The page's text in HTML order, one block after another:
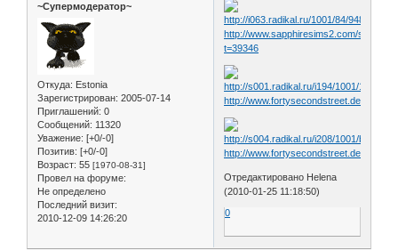
~Супермодератор~
Откуда: Estonia
Зарегистрирован: 2005-07-14
Приглашений: 0
Сообщений: 11320
Уважение: [+0/-0]
Позитив: [+0/-0]
Возраст: 55 [1970-08-31]
Провел на форуме:
Не определено
Последний визит:
2010-12-09 14:26:20
http://www.sapphiresims2.com/
t=39346
http://www.fortysecondstreet.de/
http://www.fortysecondstreet.de/
Отредактировано Helena
(2010-01-25 11:18:50)
0